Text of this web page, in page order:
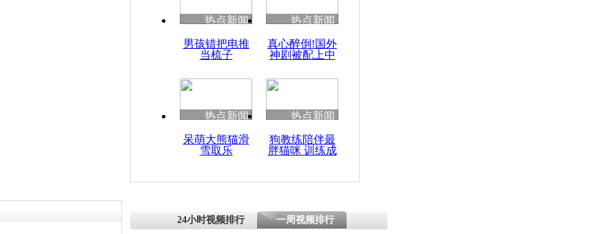
度苗族花山节
魂
热点新闻
男孩错把电推
当梳子
热点新闻
真心醉倒!国外
神剧被配上中
热点新闻
呆萌大熊猫滑
雪取乐
热点新闻
狗教练陪伴最
胖猫咪 训练成
24小时视频排行 一周视频排行